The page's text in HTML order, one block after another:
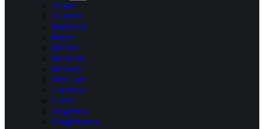
Acana
Acomer
Balanced
Bayer
Bioline
Bravecto
Bravery
Brit Care
Catchow
Cremi
Dogchow
DragPharma